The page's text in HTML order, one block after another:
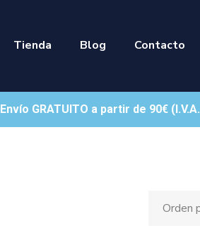
Tienda Blog Contacto
Envío GRATUITO a partir de 90€